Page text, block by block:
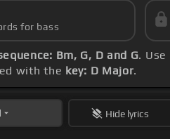
for bass
Bm, G, D and G.
with the key: D Major.
Hide lyrics